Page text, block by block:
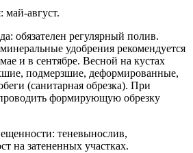
май-август.
обязателен регулярный полив.
удобрения рекомендуется
мае и в сентябре. Весной на кустах
подмерзшие, деформированные,
(санитарная обрезка). При
формирующую обрезку
теневынослив,
на затененных участках.